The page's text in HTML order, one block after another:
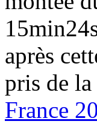
après
pris de
France